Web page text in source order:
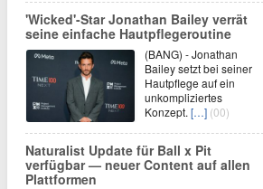
'Wicked'-Star Jonathan Bailey verrät
seine einfache Hautpflegeroutine
(BANG) - Jonathan
Bailey setzt bei seiner
Hautpflege auf ein
unkompliziertes
Konzept. […] (00)
Naturalist Update für Ball x Pit
verfügbar — neuer Content auf allen
Plattformen